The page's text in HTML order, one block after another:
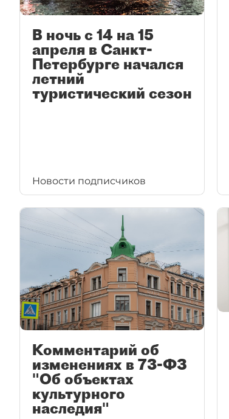
В ночь с 14 на 15
апреля в Санкт-
Петербурге начался
летний
туристический сезон
Новости подписчиков
Комментарий об
изменениях в 73-ФЗ
"Об объектах
культурного
наследия"